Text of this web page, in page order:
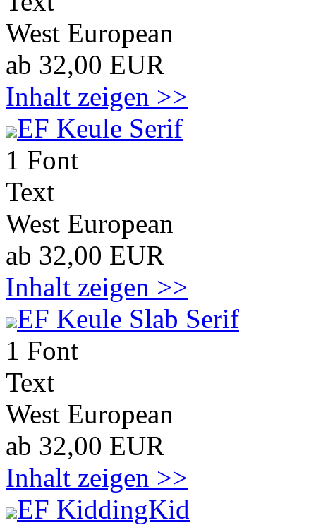
West European
ab 32,00 EUR
Inhalt zeigen >>
EF Keule Serif
1 Font
Text
West European
ab 32,00 EUR
Inhalt zeigen >>
EF Keule Slab Serif
1 Font
Text
West European
ab 32,00 EUR
Inhalt zeigen >>
EF KiddingKid